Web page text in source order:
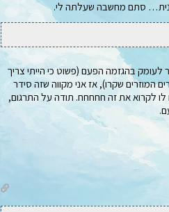
סתם מחשבה שעלתה לי.
לעומק בהגזמה הפעם (פשוט כי הייתי צריך
שקרו), אז אני מקווה שזה סידר
לקרוא את זה חחחחח. תודה על התרגום,